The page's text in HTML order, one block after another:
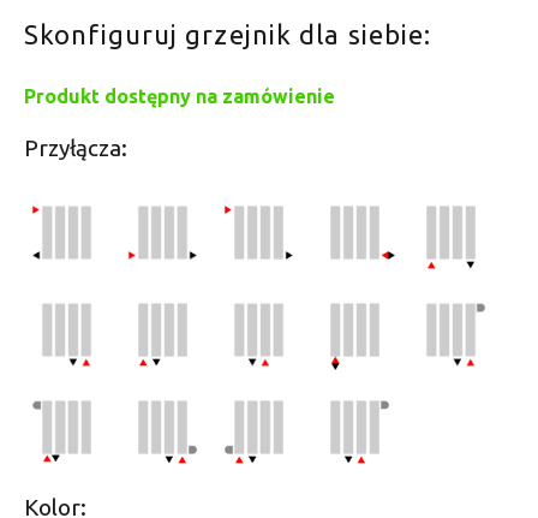
Skonfiguruj grzejnik dla siebie:
Produkt dostępny na zamówienie
Przyłącza:
Kolor: